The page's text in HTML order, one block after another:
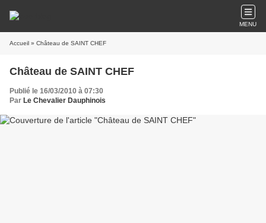
MENU
Accueil » Château de SAINT CHEF
Château de SAINT CHEF
Publié le 16/03/2010 à 07:30
Par Le Chevalier Dauphinois